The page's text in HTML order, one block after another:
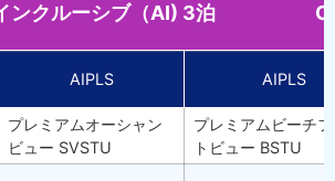
ンクルーシブ（AI) 3泊
AIPLS AIPLS
プレミアムオーシャン
ビュー SVSTU
プレミアムビーチ
トビュー BSTU